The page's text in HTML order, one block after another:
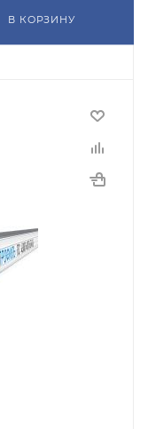
В КОРЗИНУ